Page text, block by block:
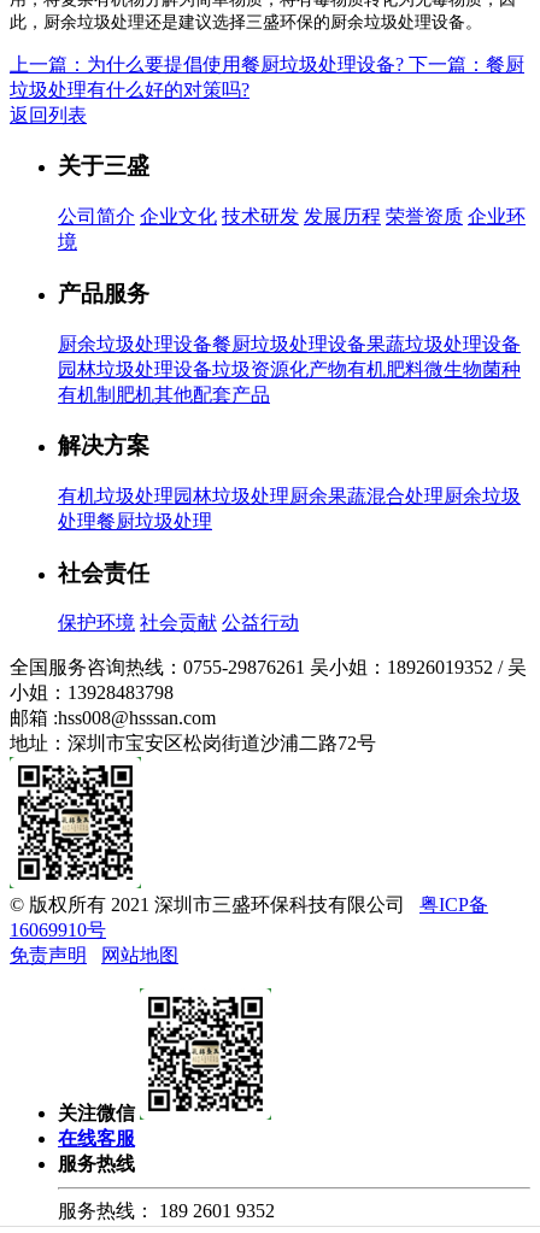
此，厨余垃圾处理还是建议选择三盛环保的厨余垃圾处理设备。
上一篇：为什么要提倡使用餐厨垃圾处理设备? 下一篇：餐厨
垃圾处理有什么好的对策吗?
返回列表
关于三盛
公司简介 企业文化 技术研发 发展历程 荣誉资质 企业环
境
产品服务
厨余垃圾处理设备餐厨垃圾处理设备果蔬垃圾处理设备
园林垃圾处理设备垃圾资源化产物有机肥料微生物菌种
有机制肥机其他配套产品
解决方案
有机垃圾处理园林垃圾处理厨余果蔬混合处理厨余垃圾
处理餐厨垃圾处理
社会责任
保护环境 社会贡献 公益行动
全国服务咨询热线： 0755-29876261 吴小姐：18926019352 / 吴
小姐：13928483798
邮箱 :hss008@hsssan.com
地址：深圳市宝安区松岗街道沙浦二路72号
© 版权所有 2021 深圳市三盛环保科技有限公司 粤ICP备
16069910号
免责声明
网站地图
关注微信
在线客服
服务热线
服务热线：
189 2601 9352